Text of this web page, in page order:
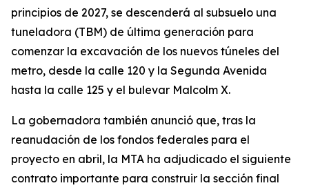
principios de 2027, se descenderá al subsuelo una
tuneladora (TBM) de última generación para
comenzar la excavación de los nuevos túneles del
metro, desde la calle 120 y la Segunda Avenida
hasta la calle 125 y el bulevar Malcolm X.
La gobernadora también anunció que, tras la
reanudación de los fondos federales para el
proyecto en abril, la MTA ha adjudicado el siguiente
contrato importante para construir la sección final